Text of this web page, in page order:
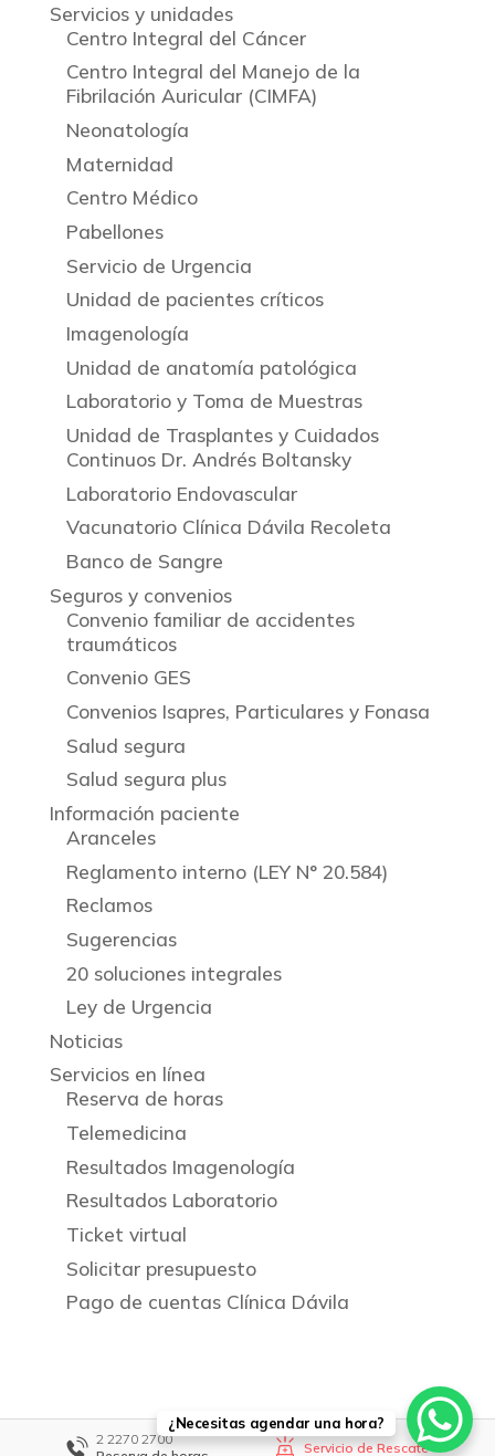
Servicios y unidades
Centro Integral del Cáncer
Centro Integral del Manejo de la
Fibrilación Auricular (CIMFA)
Neonatología
Maternidad
Centro Médico
Pabellones
Servicio de Urgencia
Unidad de pacientes críticos
Imagenología
Unidad de anatomía patológica
Laboratorio y Toma de Muestras
Unidad de Trasplantes y Cuidados
Continuos Dr. Andrés Boltansky
Laboratorio Endovascular
Vacunatorio Clínica Dávila Recoleta
Banco de Sangre
Seguros y convenios
Convenio familiar de accidentes
traumáticos
Convenio GES
Convenios Isapres, Particulares y Fonasa
Salud segura
Salud segura plus
Información paciente
Aranceles
Reglamento interno (LEY N° 20.584)
Reclamos
Sugerencias
20 soluciones integrales
Ley de Urgencia
Noticias
Servicios en línea
Reserva de horas
Telemedicina
Resultados Imagenología
Resultados Laboratorio
Ticket virtual
Solicitar presupuesto
Pago de cuentas Clínica Dávila
2 2270 2700
Servicio de Rescate
¿Necesitas agendar una hora?